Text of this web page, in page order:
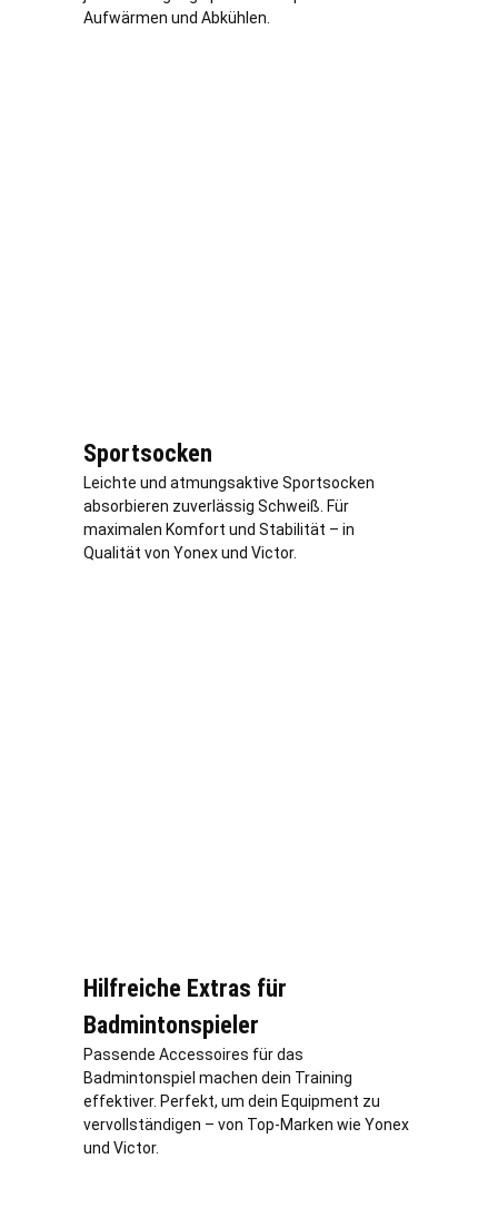
Aufwärmen und Abkühlen.
Sportsocken
Leichte und atmungsaktive Sportsocken
absorbieren zuverlässig Schweiß. Für
maximalen Komfort und Stabilität – in
Qualität von Yonex und Victor.
Hilfreiche Extras für
Badmintonspieler
Passende Accessoires für das
Badmintonspiel machen dein Training
effektiver. Perfekt, um dein Equipment zu
vervollständigen – von Top-Marken wie Yonex
und Victor.